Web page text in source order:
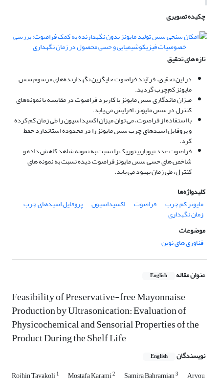
چکیده تصویری
تازه های تحقیق
در این تحقیق، فرآیند فراصوت جایگزین نگهدارنده‌های مرسوم سس
مایونز کم‌چرب گردید.
میزان ماندگاری سس مایونز با کاربرد فراصوت در مقایسه با نمونه‌های
کنترل در سس مایونز، افزایش می یابد.
با استفاده از فراصوت، می توان میزان اکسیداسیون را طی زمان کم کرده
و پروفایل اسیدهای چرب سس مایونز را در محدوده استاندارد حفظ
کرد.
فراصوت عدد تیوباربیتوریک را نسبت به نمونه شاهد کاهش داده و
شاخص های حسی سس مایونز فراصوت دیده نسبت به نمونه های
کنترل، طی زمان بهبود می یابد.
کلیدواژه‌ها
مایونز کم چرب
فراصوت اکسیداسیون پروفایل اسیدهای چرب
زمان نگهداری
موضوعات
فناوری های نوین
عنوان مقاله English
Feasibility of Preservative-free Mayonnaise
Production by Ultrasonication: Evaluation of
Physicochemical and Sensorial Properties of the
Product During the Shelf Life
نویسندگان English
1 2 3